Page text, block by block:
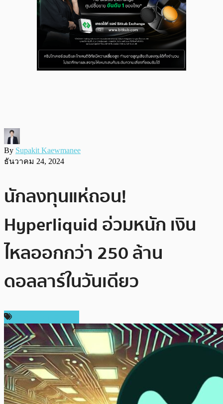
By Supakit Kaewmanee
ธันวาคม 24, 2024
นักลงทุนแห่ถอน!
Hyperliquid อ่วมหนัก เงิน
ไหลออกกว่า 250 ล้าน
ดอลลาร์ในวันเดียว